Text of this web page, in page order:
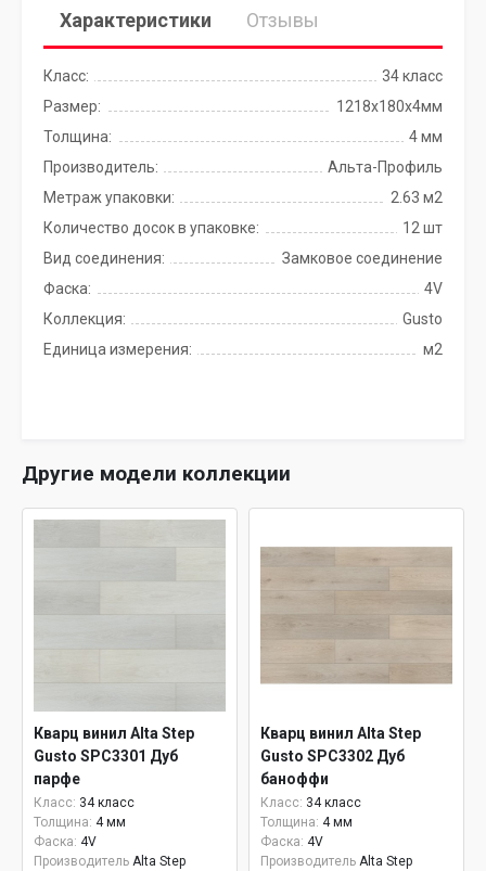
Характеристики Отзывы
Класс:
34 класс
Размер:
1218x180x4мм
Толщина:
4 мм
Производитель:
Альта-Профиль
Метраж упаковки:
2.63 м2
Количество досок в упаковке:
12 шт
Вид соединения:
Замковое соединение
Фаска:
4V
Коллекция:
Gusto
Единица измерения:
м2
Другие модели коллекции
Кварц винил Alta Step
Gusto SPC3301 Дуб
парфе
Класс: 34 класс
Толщина: 4 мм
Фаска: 4V
Производитель Alta Step
Кварц винил Alta Step
Gusto SPC3302 Дуб
баноффи
Класс: 34 класс
Толщина: 4 мм
Фаска: 4V
Производитель Alta Step